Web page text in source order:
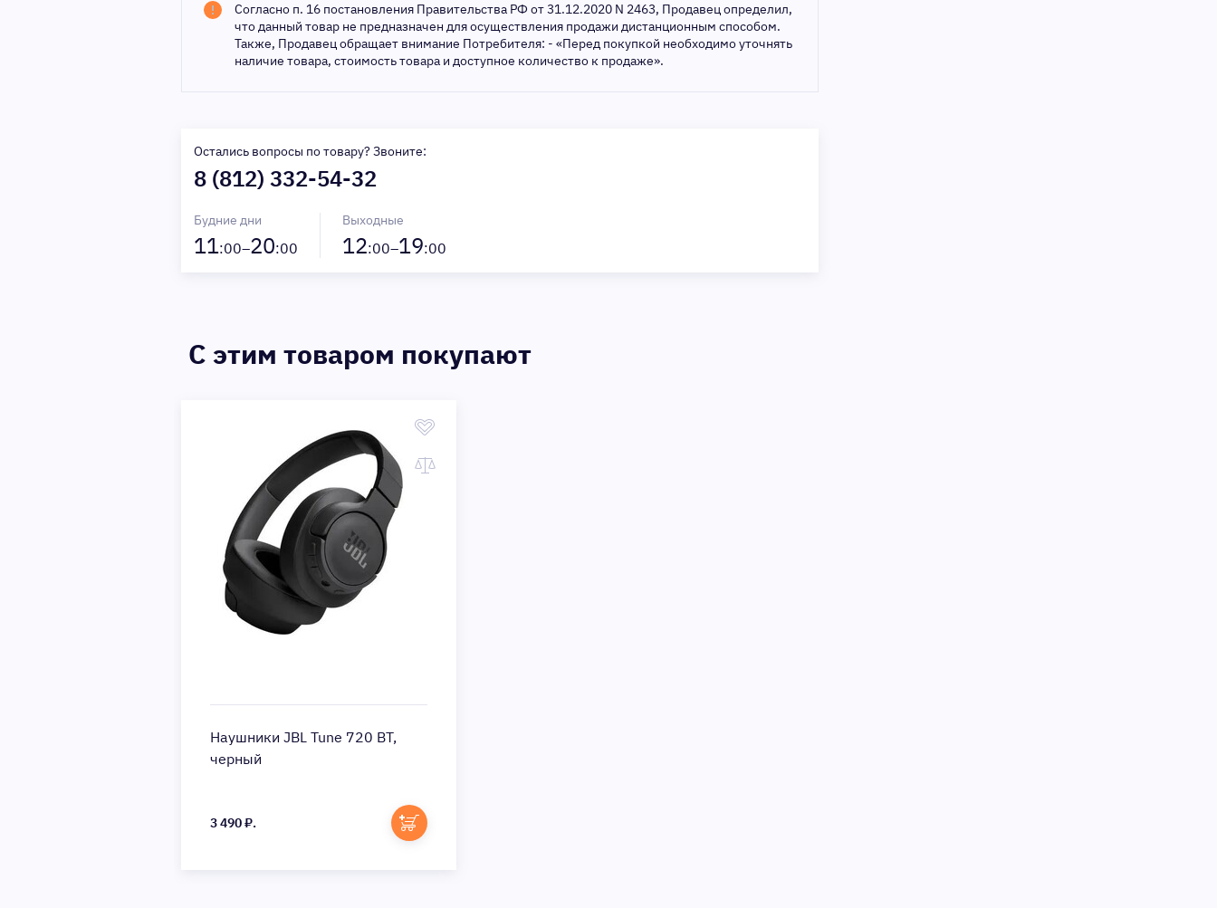
Согласно п. 16 постановления Правительства РФ от 31.12.2020 N 2463, Продавец определил,
что данный товар не предназначен для осуществления продажи дистанционным способом.
Также, Продавец обращает внимание Потребителя: - «Перед покупкой необходимо уточнять
наличие товара, стоимость товара и доступное количество к продаже».
Остались вопросы по товару? Звоните:
8 (812) 332-54-32
Будние дни
11:00–20:00
Выходные
12:00–19:00
C этим товаром покупают
Наушники JBL Tune 720 BT,
черный
3 490 ₽.